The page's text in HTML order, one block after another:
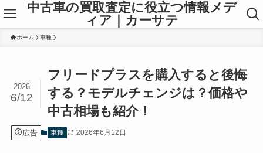
中古車の買取査定に役立つ情報メデ
ィア｜カーサテ
ホーム 車種
フリードプラスを購入すると後悔
する？モデルチェンジは？価格や
中古相場も紹介！
2026
6/12
広告 車種 2026年6月12日